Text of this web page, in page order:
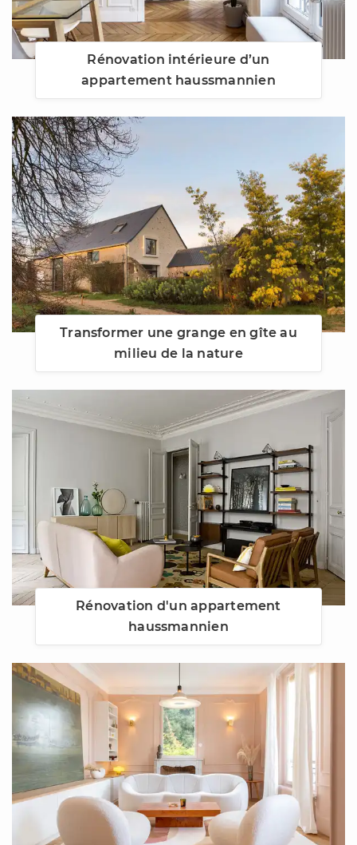
Rénovation intérieure d’un
appartement haussmannien
Transformer une grange en gîte au
milieu de la nature
Rénovation d'un appartement
haussmannien